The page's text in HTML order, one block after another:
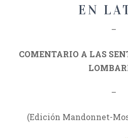
EN
–
COMENTARIO A LAS
–
(Edición Mandonnet-